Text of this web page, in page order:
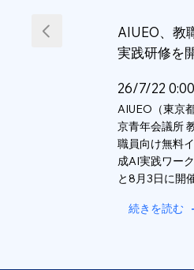
AIUEO、教
実践研修を
26/7/22 0:00
AIUEO（東京
京青年会議所
職員向け無料
成AI実践ワー
と8月3日に開
続きを読む